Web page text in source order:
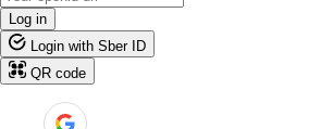
Log in
Login with Sber ID
QR code